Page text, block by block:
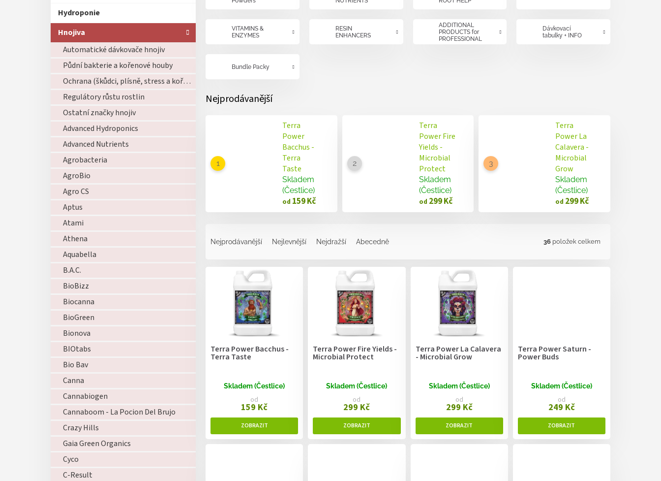
Hydroponie
Hnojiva
Automatické dávkovače hnojiv
Půdní bakterie a kořenové houby
Ochrana (škůdci, plísně, stress a kořeny)
Regulátory růstu rostlin
Ostatní značky hnojiv
Advanced Hydroponics
Advanced Nutrients
Agrobacteria
AgroBio
Agro CS
Aptus
Atami
Athena
Aquabella
B.A.C.
BioBizz
Biocanna
BioGreen
Bionova
BIOtabs
Bio Bav
Canna
Cannabiogen
Cannaboom - La Pocion Del Brujo
Crazy Hills
Gaia Green Organics
Cyco
C-Result
VITAMINS &
ENZYMES
RESIN
ENHANCERS
ADDITIONAL
PRODUCTS for
PROFESSIONAL
Dávkovací
tabulky + INFO
Bundle Packy
Nejprodávanější
Terra
Power
Bacchus -
Terra
Taste
Skladem
(Čestlice)
od 159 Kč
Terra
Power Fire
Yields -
Microbial
Protect
Skladem
(Čestlice)
od 299 Kč
Terra
Power La
Calavera -
Microbial
Grow
Skladem
(Čestlice)
od 299 Kč
Nejprodávanější Nejlevnější Nejdražší Abecedně 36 položek celkem
Terra Power Bacchus -
Terra Taste
Skladem (Čestlice)
od
159 Kč
Terra Power Fire Yields -
Microbial Protect
Skladem (Čestlice)
od
299 Kč
Terra Power La Calavera
- Microbial Grow
Skladem (Čestlice)
od
299 Kč
Terra Power Saturn -
Power Buds
Skladem (Čestlice)
od
249 Kč